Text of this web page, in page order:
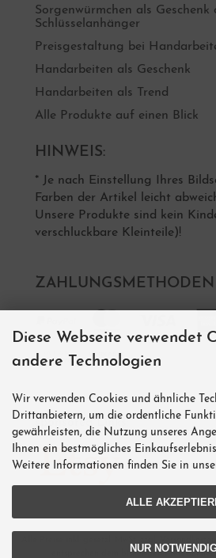
Sorgenwürmchen als Geschenk
Schlüsselanhänger
Preisgestaltung bei
Handarbeiten als Geschenk
Handarbeiten als Trend
Alle Produkte auf einen Blick
HINWEIS:
* Je nach Einstellung Ihres
Farben der Artikel leicht
Unsere Produkte sind kein
verschluckbare Kleinteile)!
ZAHLUNGSMETHODEN
sponsored Links:
entsprechen dem bisherigen Preis bei
Diese Webseite verwendet
andere Technologien
Wir verwenden Cookies und ähnliche
Drittanbietern, um die ordentliche
gewährleisten, die Nutzung unseres
Ihnen ein bestmögliches
Weitere Informationen finden Sie in
ALLE
NUR